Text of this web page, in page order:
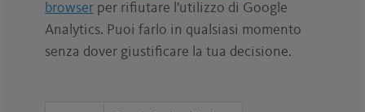
browser per rifiutare l'utilizzo di Google
Analytics. Puoi farlo in qualsiasi momento
senza dover giustificare la tua decisione.